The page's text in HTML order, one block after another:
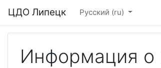
ЦДО Липецк Русский ‎(ru)‎
Информация о